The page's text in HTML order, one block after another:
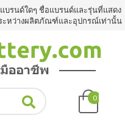
บรนด์ใดๆ ชื่อแบรนด์และรุ่นที่แสดง
ะหว่างผลิตภัณฑ์และอุปกรณ์เท่านั้น
0